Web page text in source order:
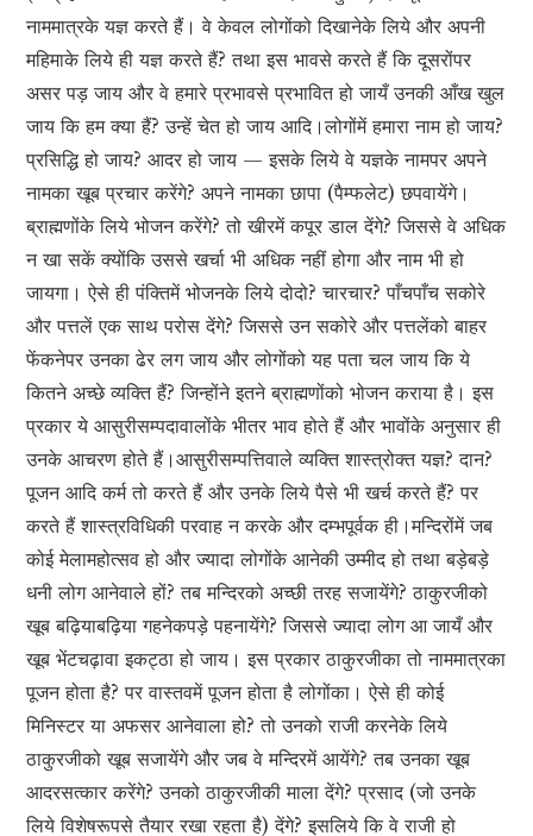
नाममात्रके यज्ञ करते हैं। वे केवल लोगोंको दिखानेके लिये और अपनी
महिमाके लिये ही यज्ञ करते हैं? तथा इस भावसे करते हैं कि दूसरोंपर
असर पड़ जाय और वे हमारे प्रभावसे प्रभावित हो जायँ उनकी आँख खुल
जाय कि हम क्या हैं? उन्हें चेत हो जाय आदि।लोगोंमें हमारा नाम हो जाय?
प्रसिद्धि हो जाय? आदर हो जाय — इसके लिये वे यज्ञके नामपर अपने
नामका खूब प्रचार करेंगे? अपने नामका छापा (पैम्फलेट) छपवायेंगे।
ब्राह्मणोंके लिये भोजन करेंगे? तो खीरमें कपूर डाल देंगे? जिससे वे अधिक
न खा सकें क्योंकि उससे खर्चा भी अधिक नहीं होगा और नाम भी हो
जायगा। ऐसे ही पंक्तिमें भोजनके लिये दोदो? चारचार? पाँचपाँच सकोरे
और पत्तलें एक साथ परोस देंगे? जिससे उन सकोरे और पत्तलेंको बाहर
फेंकनेपर उनका ढेर लग जाय और लोगोंको यह पता चल जाय कि ये
कितने अच्छे व्यक्ति हैं? जिन्होंने इतने ब्राह्मणोंको भोजन कराया है। इस
प्रकार ये आसुरीसम्पदावालोंके भीतर भाव होते हैं और भावोंके अनुसार ही
उनके आचरण होते हैं।आसुरीसम्पत्तिवाले व्यक्ति शास्त्रोक्त यज्ञ? दान?
पूजन आदि कर्म तो करते हैं और उनके लिये पैसे भी खर्च करते हैं? पर
करते हैं शास्त्रविधिकी परवाह न करके और दम्भपूर्वक ही।मन्दिरोंमें जब
कोई मेलामहोत्सव हो और ज्यादा लोगोंके आनेकी उम्मीद हो तथा बड़ेबड़े
धनी लोग आनेवाले हों? तब मन्दिरको अच्छी तरह सजायेंगे? ठाकुरजीको
खूब बढ़ियाबढ़िया गहनेकपड़े पहनायेंगे? जिससे ज्यादा लोग आ जायँ और
खूब भेंटचढ़ावा इकट्ठा हो जाय। इस प्रकार ठाकुरजीका तो नाममात्रका
पूजन होता है? पर वास्तवमें पूजन होता है लोगोंका। ऐसे ही कोई
मिनिस्टर या अफसर आनेवाला हो? तो उनको राजी करनेके लिये
ठाकुरजीको खूब सजायेंगे और जब वे मन्दिरमें आयेंगे? तब उनका खूब
आदरसत्कार करेंगे? उनको ठाकुरजीकी माला देंगे? प्रसाद (जो उनके
लिये विशेषरूपसे तैयार रखा रहता है) देंगे? इसलिये कि वे राजी हो